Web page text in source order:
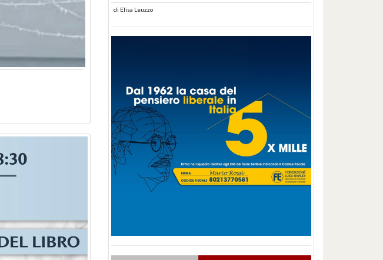
di Elisa Leuzzo